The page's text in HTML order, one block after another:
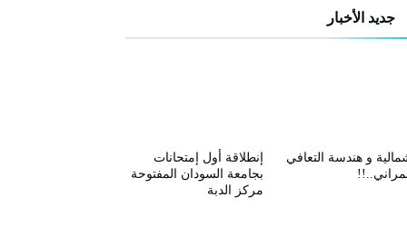
جديد الأخبار
إنطلاقة أول إمتحانات
بجامعة السودان المفتوحة
مركز الدبة
و هندسة التعافي